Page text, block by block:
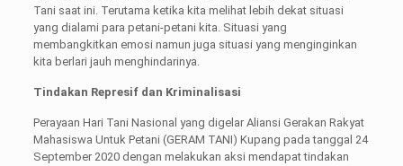
Tani saat ini. Terutama ketika kita melihat lebih dekat situasi
yang dialami para petani-petani kita. Situasi yang
membangkitkan emosi namun juga situasi yang menginginkan
kita berlari jauh menghindarinya.
Tindakan Represif dan Kriminalisasi
Perayaan Hari Tani Nasional yang digelar Aliansi Gerakan Rakyat
Mahasiswa Untuk Petani (GERAM TANI) Kupang pada tanggal 24
September 2020 dengan melakukan aksi mendapat tindakan